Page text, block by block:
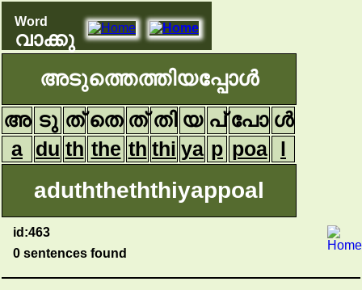
Word
വാക്കു
അടുത്തെത്തിയപ്പോൾ
അ ടു ത് തെ ത് തി യ പ് പോ ൾ
a
du th the th thi ya p poa l
aduththeththiyappoal
id:463
0 sentences found